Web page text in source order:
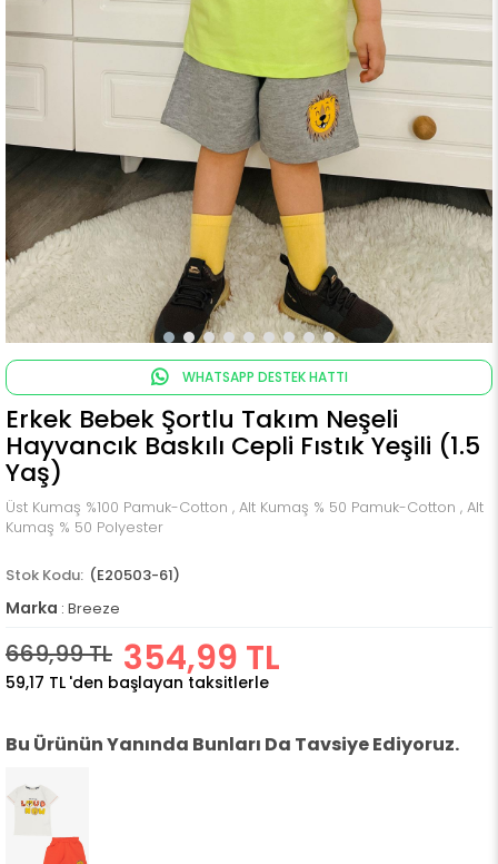
WHATSAPP DESTEK HATTI
Erkek Bebek Şortlu Takım Neşeli
Hayvancık Baskılı Cepli Fıstık Yeşili (1.5
Yaş)
Üst Kumaş %100 Pamuk-Cotton , Alt Kumaş % 50 Pamuk-Cotton , Alt
Kumaş % 50 Polyester
(E20503-61)
Marka : Breeze
669,99 TL 354,99 TL
59,17 TL 'den başlayan taksitlerle
Bu Ürünün Yanında Bunları Da Tavsiye Ediyoruz.